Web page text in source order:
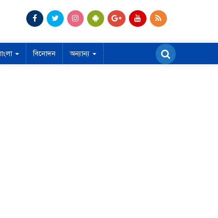
বিনোদন অন্যান্য